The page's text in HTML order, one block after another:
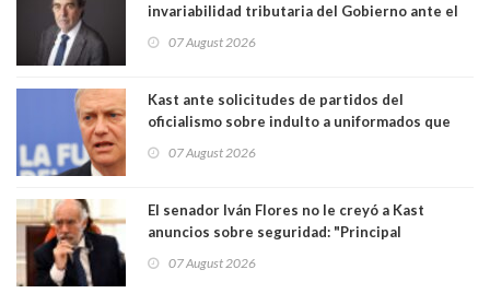
invariabilidad tributaria del Gobierno ante el
democracia” y "defendemos la alternancia en el
07 August 2026
Kast ante solicitudes de partidos del
oficialismo sobre indulto a uniformados que
07 August 2026
El senador Iván Flores no le creyó a Kast
anuncios sobre seguridad: "Principal
perseguir ruta del dinero y levantar secreto
07 August 2026